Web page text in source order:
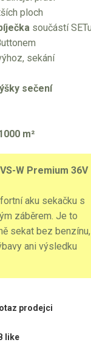
ploch
součástí
sekání
sečení
m²
W Premium 36V
aku sekačku s
záběrem. Je to
sekat bez benzínu,
ani výsledku
prodejci
like